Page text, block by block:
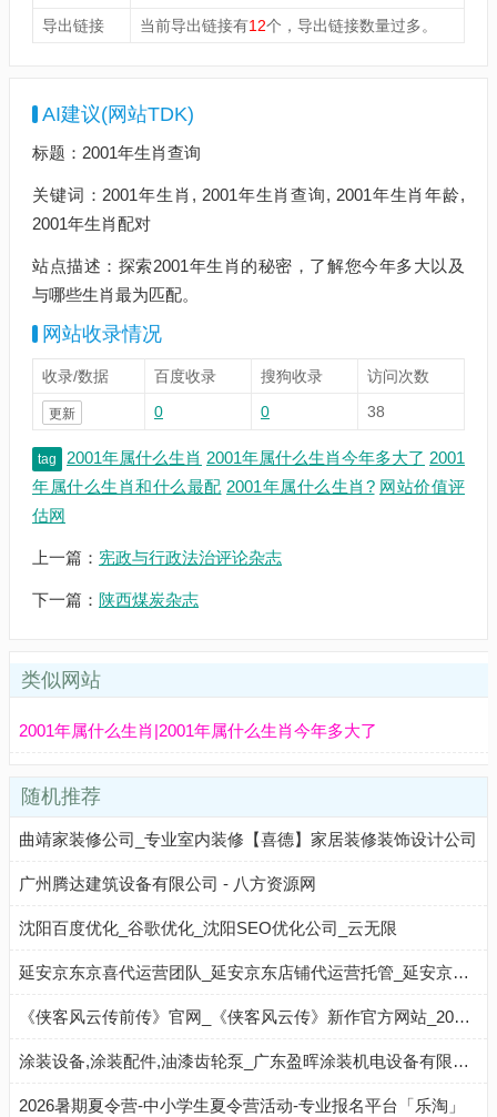
导出链接
当前导出链接有12个，导出链接数量过多。
AI建议(网站TDK)
标题：2001年生肖查询
关键词：2001年生肖, 2001年生肖查询, 2001年生肖年龄,
2001年生肖配对
站点描述：探索2001年生肖的秘密，了解您今年多大以及
与哪些生肖最为匹配。
网站收录情况
收录/数据 百度收录 搜狗收录 访问次数
更新 0 0 38
tag 2001年属什么生肖 2001年属什么生肖今年多大了 2001
年属什么生肖和什么最配 2001年属什么生肖? 网站价值评
估网
上一篇： 宪政与行政法治评论杂志
下一篇： 陕西煤炭杂志
类似网站
2001年属什么生肖|2001年属什么生肖今年多大了
随机推荐
曲靖家装修公司_专业室内装修【喜德】家居装修装饰设计公司
广州腾达建筑设备有限公司 - 八方资源网
沈阳百度优化_谷歌优化_沈阳SEO优化公司_云无限
延安京东京喜代运营团队_延安京东店铺代运营托管_延安京东无货源代运营-延安京东代运营公司
《侠客风云传前传》官网_《侠客风云传》新作官方网站_2016剑试江湖
涂装设备,涂装配件,油漆齿轮泵_广东盈晖涂装机电设备有限公司 - 八方资源网
2026暑期夏令营-中小学生夏令营活动-专业报名平台「乐淘」